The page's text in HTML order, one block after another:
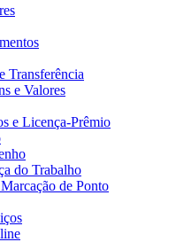
Transferência
e Valores
e Licença-Prêmio
do Trabalho
de Ponto